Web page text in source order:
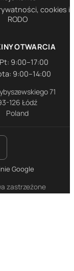
cookies i
RODO
OTWARCIA
9:00–17:00
9:00–14:00
71
126 Łódź
Poland
zastrzeżone
Google